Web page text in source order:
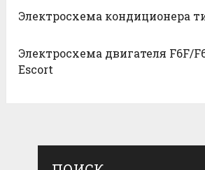
Электросхема кондиционера
Электросхема двигателя F6F/
Escort